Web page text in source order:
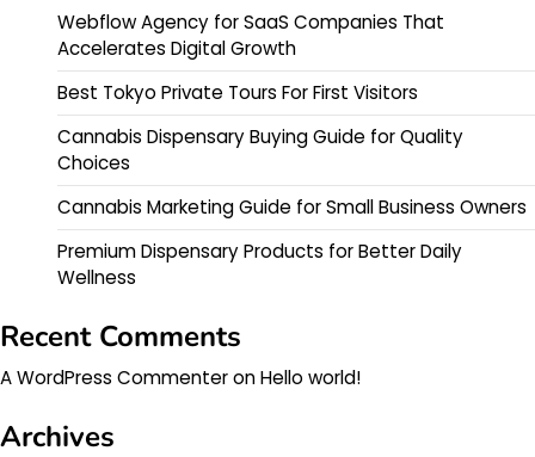
Webflow Agency for SaaS Companies That
Accelerates Digital Growth
Best Tokyo Private Tours For First Visitors
Cannabis Dispensary Buying Guide for Quality
Choices
Cannabis Marketing Guide for Small Business Owners
Premium Dispensary Products for Better Daily
Wellness
Recent Comments
A WordPress CommenteronHello world!
Archives